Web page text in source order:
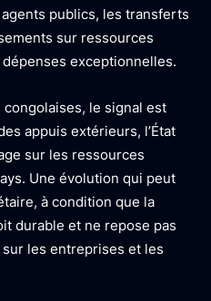
publics, les transferts
sur ressources
exceptionnelles.
le signal est
appuis extérieurs, l’État
sur les ressources
Une évolution qui peut
à condition que la
durable et ne repose pas
les entreprises et les